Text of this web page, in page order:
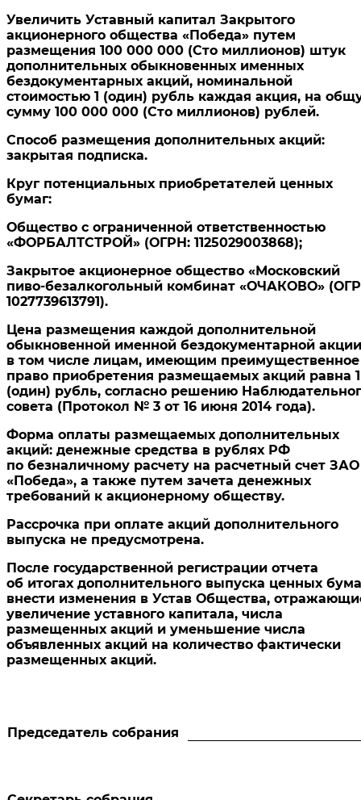
Увеличить Уставный капитал Закрытого
акционерного общества «Победа» путем
размещения 100 000 000 (Сто миллионов) штук
дополнительных обыкновенных именных
бездокументарных акций, номинальной
стоимостью 1 (один) рубль каждая акция, на
сумму 100 000 000 (Сто миллионов) рублей.
Способ размещения дополнительных акций:
закрытая подписка.
Круг потенциальных приобретателей ценных
бумаг:
Общество с ограниченной ответственностью
«ФОРБАЛТСТРОЙ» (ОГРН: 1125029003868);
Закрытое акционерное общество «Московский
пиво-безалкогольный комбинат «ОЧАКОВО»
1027739613791).
Цена размещения каждой дополнительной
обыкновенной именной бездокументарной
в том числе лицам, имеющим преимущественное
право приобретения размещаемых акций равна 1
(один) рубль, согласно решению
совета (Протокол № 3 от 16 июня 2014 года).
Форма оплаты размещаемых дополнительных
акций: денежные средства в рублях РФ
по безналичному расчету на расчетный счет ЗАО
«Победа», а также путем зачета денежных
требований к акционерному обществу.
Рассрочка при оплате акций дополнительного
выпуска не предусмотрена.
После государственной регистрации отчета
об итогах дополнительного выпуска ценных
внести изменения в Устав Общества,
увеличение уставного капитала, числа
размещенных акций и уменьшение числа
объявленных акций на количество фактически
размещенных акций.
Председатель собрания